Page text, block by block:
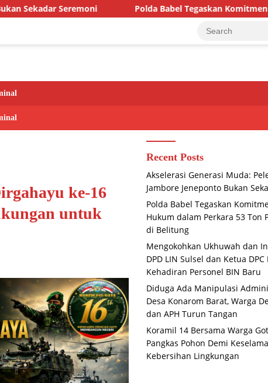
Polda Babel Tegaskan Komitmen Penegakan
ke-16
untuk
Recent Posts
Akselerasi Generasi Muda:
Jambore Jeneponto Bukan
Polda Babel Tegaskan
Hukum dalam Perkara 53 Ton
di Belitung
Mengokohkan Ukhuwah dan
DPD LIN Sulsel dan Ketua
Kehadiran Personel BIN Baru
Diduga Ada Manipulasi
Desa Konarom Barat, Warga
dan APH Turun Tangan
Koramil 14 Bersama Warga
Pangkas Pohon Demi
Kebersihan Lingkungan